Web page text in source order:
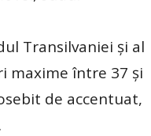
Transilvaniei și al
maxime între 37 și
de accentuat,